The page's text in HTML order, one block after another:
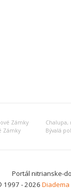
Zámky
Zámky
Portál nitrianske-
1997 - 2026